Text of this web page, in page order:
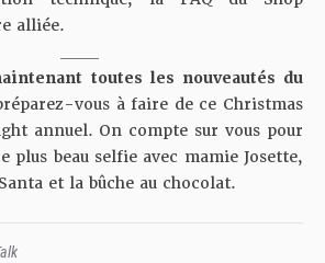
alliée.
toutes les nouveautés du
vous à faire de ce Christmas
annuel. On compte sur vous pour
plus beau selfie avec mamie Josette,
et la bûche au chocolat.